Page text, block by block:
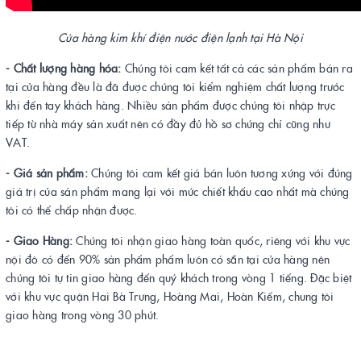
Cửa hàng kim khí điện nước điện lạnh tại Hà Nội
- Chất lượng hàng hóa: Chúng tôi cam kết tất cả các sản phẩm bán ra
tại cửa hàng đều là đã được chúng tôi kiểm nghiệm chất lượng trước
khi đến tay khách hàng. Nhiều sản phẩm được chúng tôi nhập trực
tiếp từ nhà máy sản xuất nên có đầy đủ hồ sơ chứng chỉ cũng như
VAT.
- Giá sản phẩm:Chúng tôi cam kết giá bán luôn tương xứng với đúng
giá trị của sản phẩm mang lại với mức chiết khấu cao nhất mà chúng
tôi có thể chấp nhận được.
- Giao Hàng: Chúng tôi nhận giao hàng toàn quốc, riêng với khu vực
nội đô có đến 90% sản phẩm phẩm luôn có sẵn tại cửa hàng nên
chúng tôi tự tin giao hàng đến quý khách trong vòng 1 tiếng. Đặc biệt
với khu vực quận Hai Bà Trưng, Hoàng Mai, Hoàn Kiếm, chung tôi
giao hàng trong vòng 30 phút.